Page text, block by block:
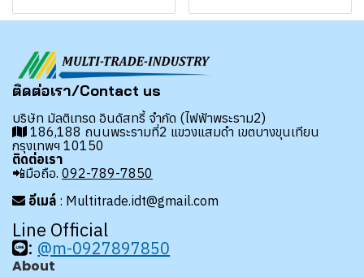
ติดต่อเรา/Contact us
บริษัท มัลติเทรด อินดัสทรี้ จำกัด (ไฟฟ้าพระราม2)
186,188 ถนนพระรามที่2 แขวงแสมดำ เขตบางขุนเทียน
กรุงเทพฯ 10150
ติดต่อเรา
📲มือถือ. 092-789-7850
อีเมล์ : Multitrade.idt@gmail.com
Line Official
: @m-0927897850
About